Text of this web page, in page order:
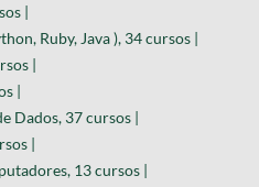
|
Ruby, Java ), 34 cursos |
|
|
Dados, 37 cursos |
|
13 cursos |